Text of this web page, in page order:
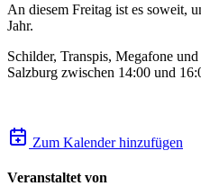
An diesem Freitag ist es soweit,
Jahr.
Schilder, Transpis, Megafone
Salzburg zwischen 14:00 und
Zum Kalender hinzufügen
Veranstaltet von